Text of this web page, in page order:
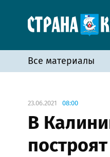
Все материалы
23.06.2021 08:00
В